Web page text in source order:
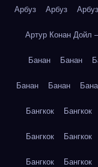
Арбуз Арбуз Арбуз
Артур Конан Дойл
Банан Банан
Банан Банан
Бангкок Бангкок
Бангкок Бангкок
Бангкок Бангкок